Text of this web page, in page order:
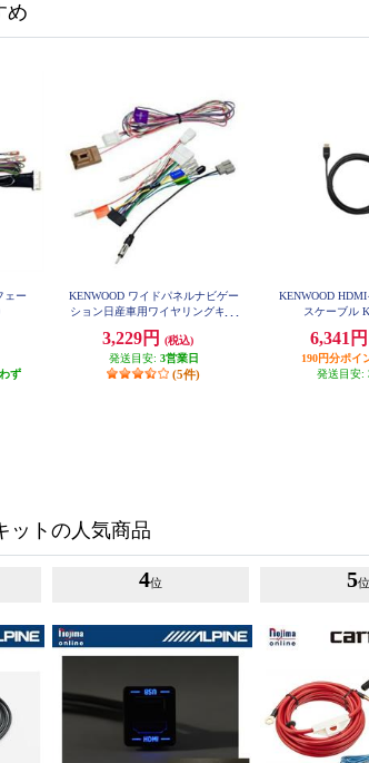
め
ェー
ず
KENWOOD ワイドパネルナビゲー
ション日産車用ワイヤリングキッ
3,229円
(税込)
発送目安: 3営業日
(5件)
KENWOOD
スケーブル
6,341円
190円分ポイ
発送目安:
ットの人気商品
4位 5位